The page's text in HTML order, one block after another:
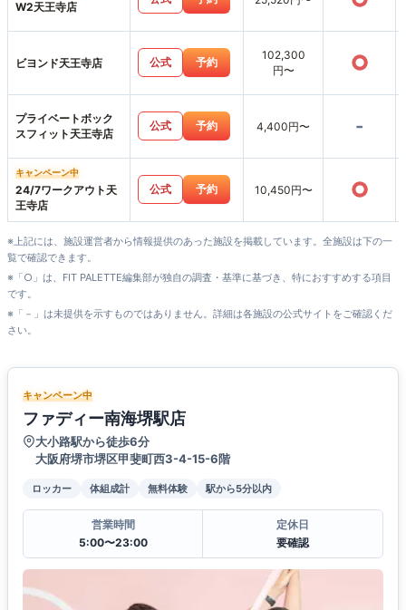
W2天王寺店
ビヨンド天王寺店 公式 予約
102,300
円〜
○
プライベートボック
スフィット天王寺店
公式 予約 4,400円〜 -
キャンペーン中
24/7ワークアウト天
王寺店
公式 予約 10,450円〜 ○
※上記には、施設運営者から情報提供のあった施設を掲載しています。全施設は下の一
覧で確認できます。
※「○」は、FIT PALETTE編集部が独自の調査・基準に基づき、特におすすめする項目
です。
※「－」は未提供を示すものではありません。詳細は各施設の公式サイトをご確認くだ
さい。
キャンペーン中
ファディー南海堺駅店
大小路駅から徒歩6分
大阪府堺市堺区甲斐町西3-4-15-6階
ロッカー 体組成計 無料体験 駅から5分以内
営業時間
5:00〜23:00
定休日
要確認